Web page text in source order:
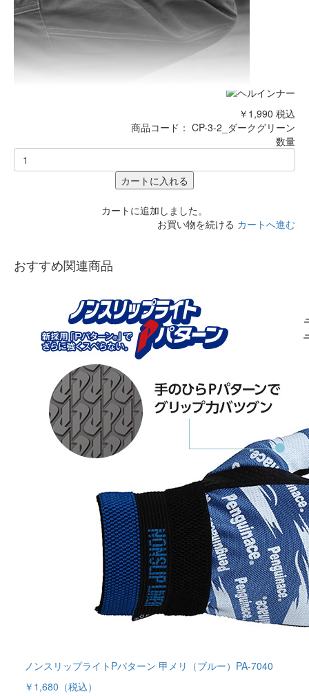
￥1,990 税込
商品コード： CP-3-2_ダークグリーン
数量
カートに入れる
カートに追加しました。
お買い物を続ける カートへ進む
おすすめ関連商品
ノンスリップライトPパターン 甲メリ（ブルー）PA-7040
￥1,680 （税込）